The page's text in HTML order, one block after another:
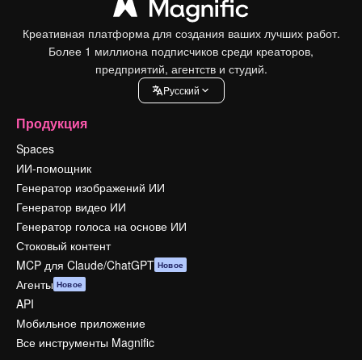
Креативная платформа для создания ваших лучших работ.
Более 1 миллиона подписчиков среди креаторов,
предприятий, агентств и студий.
Pусский
Продукция
Spaces
ИИ-помощник
Генератор изображений ИИ
Генератор видео ИИ
Генератор голоса на основе ИИ
Стоковый контент
MCP для Claude/ChatGPT Новое
Агенты Новое
API
Мобильное приложение
Все инструменты Magnific